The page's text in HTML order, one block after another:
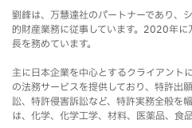
劉鋒は、万慧達社のパートナーであり、
的財産業務に従事しています。2020年
長を務めています。
主に日本企業を中心とするクライアント
の法務サービスを提供しており、特許出
訟、特許侵害訴訟など、特許実務全般を
は、化学、化学工学、材料、医薬品、食